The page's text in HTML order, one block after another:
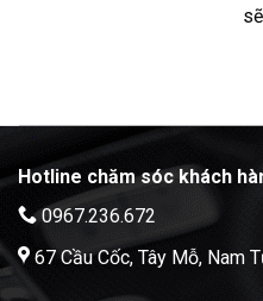
Hotline chăm sóc khách
0967.236.672
67 Cầu Cốc, Tây Mỗ, Nam